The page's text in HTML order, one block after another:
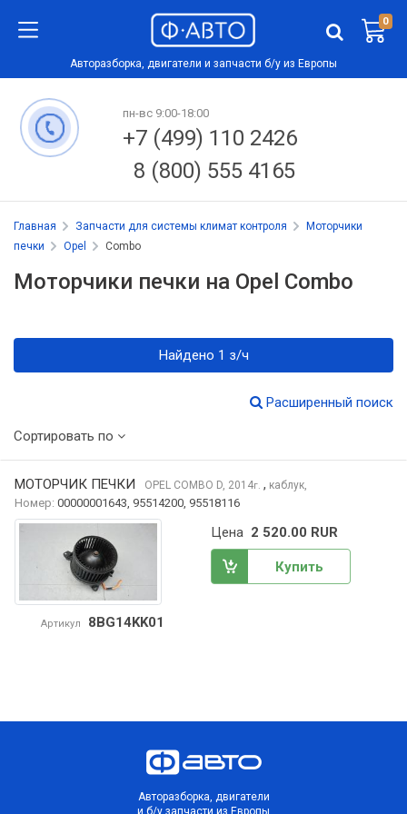
0
Авторазборка, двигатели и запчасти б/у из Европы
пн-вс 9:00-18:00
+7 (499) 110 2426
8 (800) 555 4165
Главная Запчасти для системы климат контроля
Моторчики
печки
Opel Combo
Моторчики печки на Opel Combo
Найдено 1 з/ч
Расширенный поиск
Сортировать по
МОТОРЧИК ПЕЧКИ OPEL COMBO D, 2014г. , каблук,
Номер: 00000001643, 95514200, 95518116
Артикул 8BG14KK01
Цена 2 520.00 RUR
Купить
Авторазборка, двигатели
и б/у запчасти из Европы